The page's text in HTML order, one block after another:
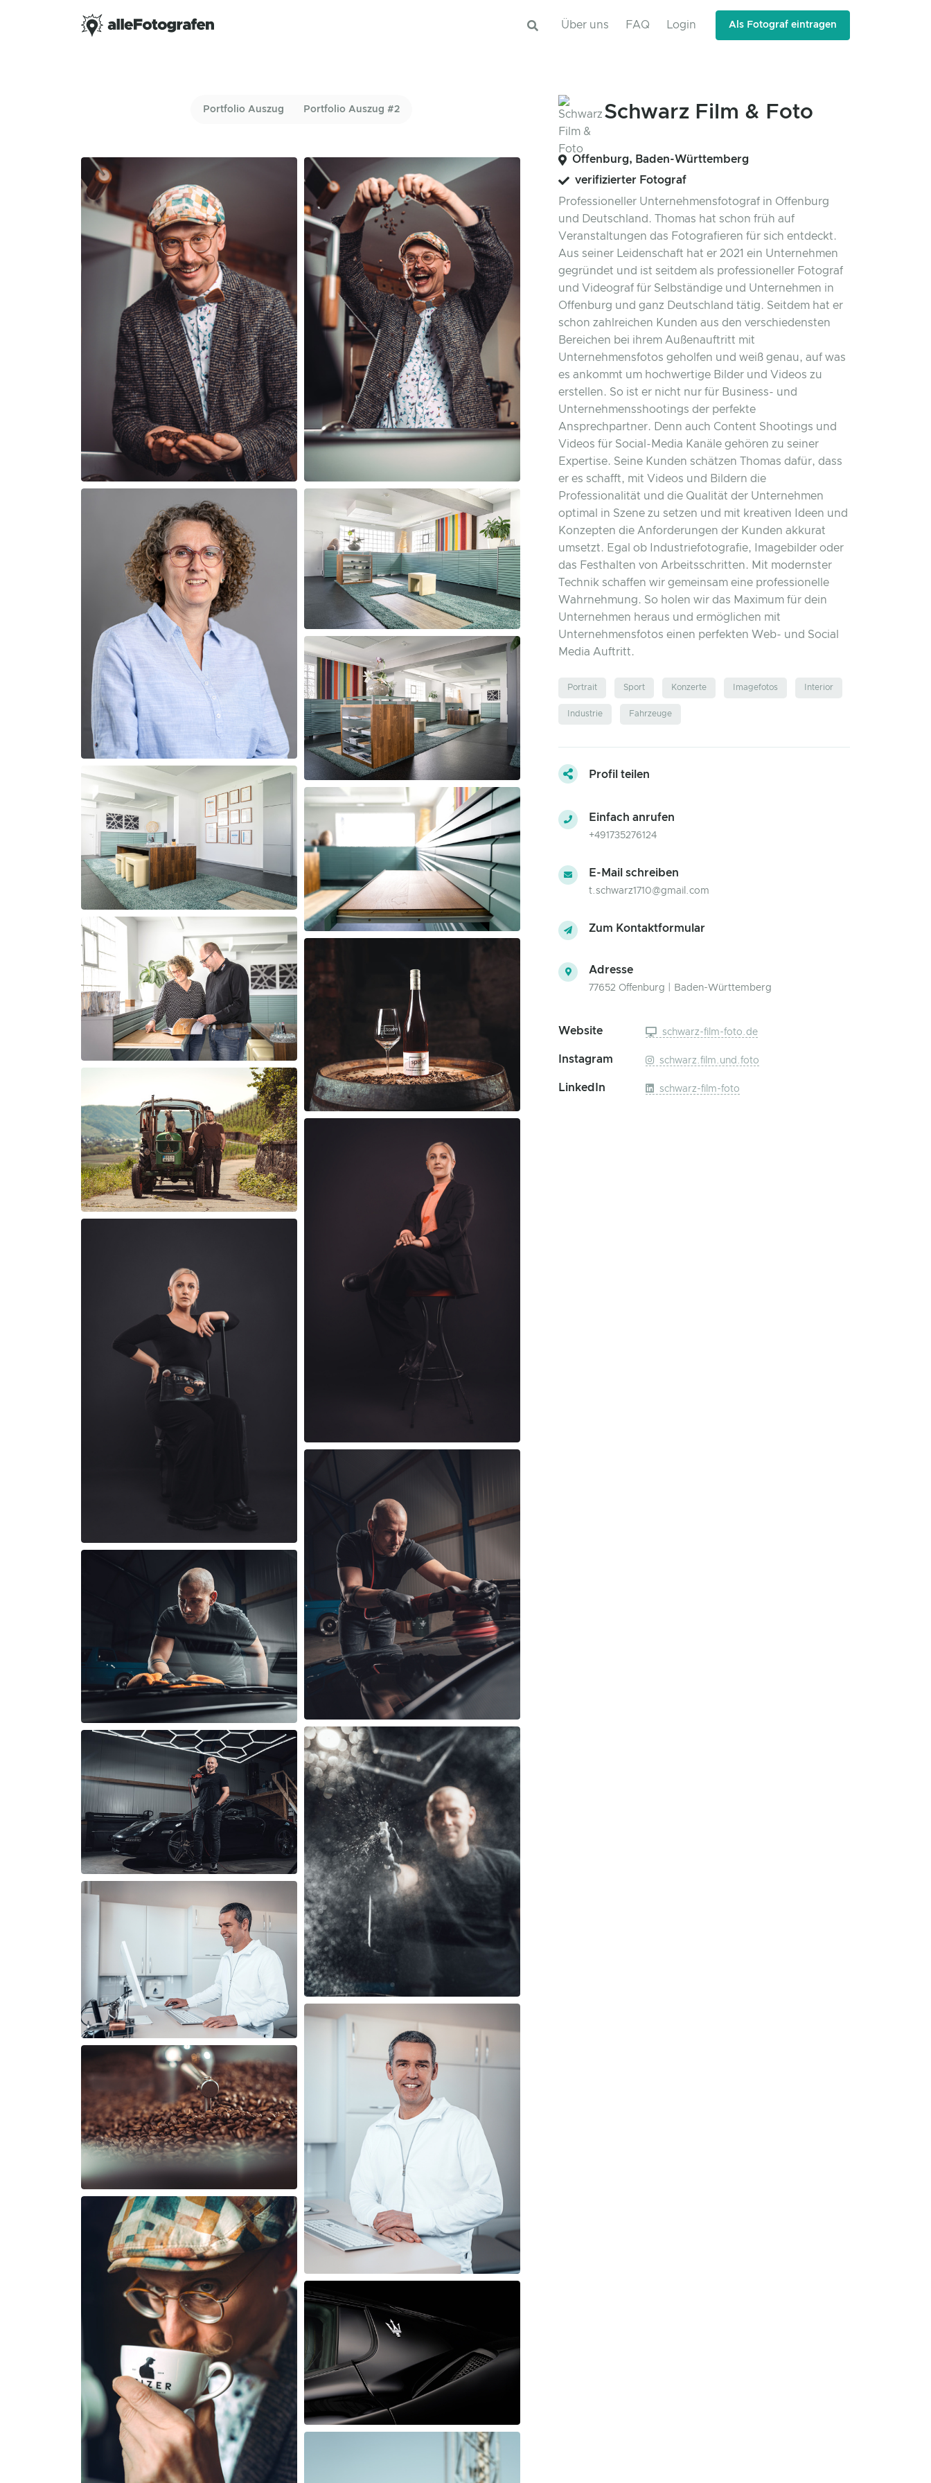
Über uns FAQ Login Als Fotograf eintragen
Portfolio Auszug Portfolio Auszug #2 Schwarz Film & Foto
Offenburg, Baden-Württemberg
verifizierter Fotograf
Professioneller Unternehmensfotograf in Offenburg
und Deutschland. Thomas hat schon früh auf
Veranstaltungen das Fotografieren für sich entdeckt.
Aus seiner Leidenschaft hat er 2021 ein Unternehmen
gegründet und ist seitdem als professioneller Fotograf
und Videograf für Selbständige und Unternehmen in
Offenburg und ganz Deutschland tätig. Seitdem hat er
schon zahlreichen Kunden aus den verschiedensten
Bereichen bei ihrem Außenauftritt mit
Unternehmensfotos geholfen und weiß genau, auf was
es ankommt um hochwertige Bilder und Videos zu
erstellen. So ist er nicht nur für Business- und
Unternehmensshootings der perfekte
Ansprechpartner. Denn auch Content Shootings und
Videos für Social-Media Kanäle gehören zu seiner
Expertise. Seine Kunden schätzen Thomas dafür, dass
er es schafft, mit Videos und Bildern die
Professionalität und die Qualität der Unternehmen
optimal in Szene zu setzen und mit kreativen Ideen und
Konzepten die Anforderungen der Kunden akkurat
umsetzt. Egal ob Industriefotografie, Imagebilder oder
das Festhalten von Arbeitsschritten. Mit modernster
Technik schaffen wir gemeinsam eine professionelle
Wahrnehmung. So holen wir das Maximum für dein
Unternehmen heraus und ermöglichen mit
Unternehmensfotos einen perfekten Web- und Social
Media Auftritt.
Portrait Sport Konzerte Imagefotos Interior
Industrie Fahrzeuge
Profil teilen
Einfach anrufen
+491735276124
E-Mail schreiben
t.schwarz1710@gmail.com
Zum Kontaktformular
Adresse
77652 Offenburg | Baden-Württemberg
Website schwarz-film-foto.de
Instagram schwarz.film.und.foto
LinkedIn schwarz-film-foto